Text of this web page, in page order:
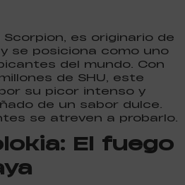
Scorpion, es originario de
se posiciona como uno
del mundo. Con
de SHU, este
su picor intenso y
de un sabor dulce.
se atreven a probarlo.
El fuego